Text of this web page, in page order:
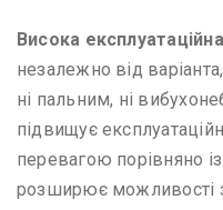
Висока
незалежно від
ні пальним, ні
підвищує
перевагою порівняно
розширює можливості